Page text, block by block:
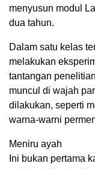
menyusun modul
dua tahun.
Dalam satu kelas
melakukan
tantangan
muncul di wajah
dilakukan, seperti
warna-warni
Meniru ayah
Ini bukan pertama